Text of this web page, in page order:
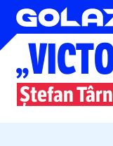
Europa League
Ștefan